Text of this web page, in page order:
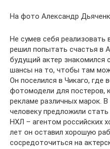
На фото Александр
Не сумев себя реализовать
решил попытать счастья в
будущий актер знакомился
шансы на то, чтобы там
Он поселился в Чикаго, где
фотомодели для постеров,
рекламе различных марок.
человеку предложили
НХЛ – агентом российских
лет он оставил хорошую
сосредоточиться на